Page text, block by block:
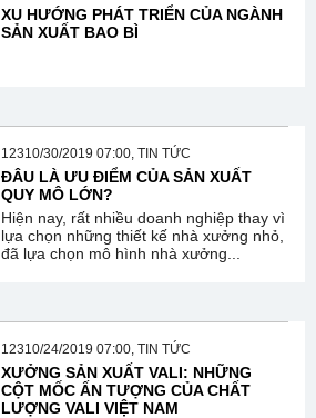
XU HƯỚNG PHÁT TRIỂN CỦA NGÀNH
SẢN XUẤT BAO BÌ
12310/30/2019 07:00, TIN TỨC
ĐÂU LÀ ƯU ĐIỂM CỦA SẢN XUẤT
QUY MÔ LỚN?
Hiện nay, rất nhiều doanh nghiệp thay vì
lựa chọn những thiết kế nhà xưởng nhỏ,
đã lựa chọn mô hình nhà xưởng...
12310/24/2019 07:00, TIN TỨC
XƯỞNG SẢN XUẤT VALI: NHỮNG
CỘT MỐC ẤN TƯỢNG CỦA CHẤT
LƯỢNG VALI VIỆT NAM